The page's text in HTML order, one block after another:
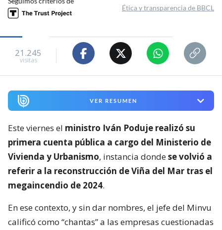
Ética y transparencia de BBCL
21.245
visitas
VER RESUMEN
Este viernes el ministro Iván Poduje realizó su
primera cuenta pública a cargo del Ministerio de
Vivienda y Urbanismo, instancia dondese volvió a
referir a la reconstrucción de Viña del Mar tras el
megaincendio de 2024.
En ese contexto, y sin dar nombres, el jefe del Minvu
calificó como “chantas” a las empresas cuestionadas